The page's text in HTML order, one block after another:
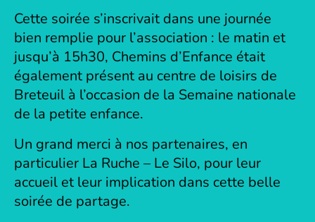
Cette soirée s’inscrivait dans une journée
bien remplie pour l’association : le matin et
jusqu’à 15h30, Chemins d’Enfance était
également présent au centre de loisirs de
Breteuil à l’occasion de la Semaine nationale
de la petite enfance.
Un grand merci à nos partenaires, en
particulier La Ruche – Le Silo, pour leur
accueil et leur implication dans cette belle
soirée de partage.